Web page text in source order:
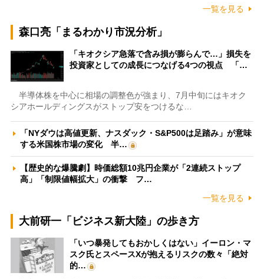
一覧を見る
森口亮「まるわかり市況分析」
「キオクシア急落で含み損が膨らんで…」損失を
投資家としての成長につなげる4つの視点 「…
半導体株を中心に相場の調整色が強まり、7月中旬にはキオク
シアホールディングスがストップ安をつけるな…
「NYダウは高値更新、ナスダック・S&P500は足踏み」が意味
する米国株市場の変化 半…
【歴史的な爆騰劇】時価総額10兆円企業が「2連続ストップ
高」「制限値幅拡大」の衝撃 フ…
一覧を見る
大前研一「ビジネス新大陸」の歩き方
「いつ暴発してもおかしくはない」イーロン・マ
スク氏とスペースXが抱えるリスクの数々「絶対
的…